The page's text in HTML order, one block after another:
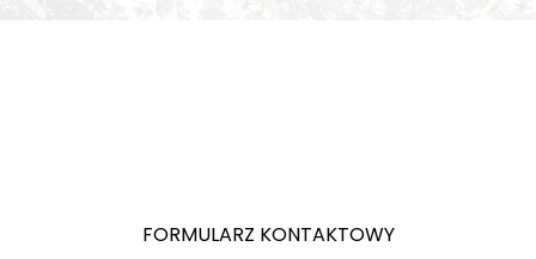
FORMULARZ KONTAKTOWY